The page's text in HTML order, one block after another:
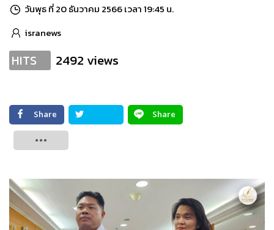
วันพุธ ที่ 20 ธันวาคม 2566 เวลา 19:45 น.
isranews
HITS 2492 views
Share
Share